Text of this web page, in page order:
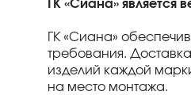
ГК «Сиана» является
ГК «Сиана»
требования.
изделий каждой
на место монтажа.